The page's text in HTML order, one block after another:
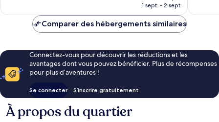
prix
de
1 sept. - 2 sept.
Comparer des hébergements similaires
Connectez-vous pour découvrir les réductions et les
avantages dont vous pouvez bénéficier. Plus de récompenses
pour plus d’aventures !
Se connecter S’inscrire gratuitement
À propos du quartier